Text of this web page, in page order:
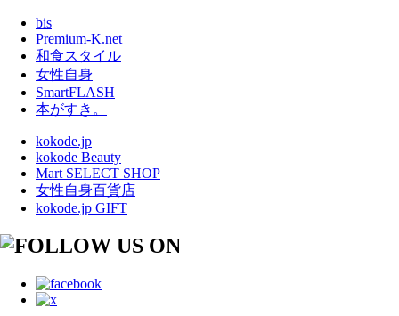
bis
Premium-K.net
和食スタイル
女性自身
SmartFLASH
本がすき。
kokode.jp
kokode Beauty
Mart SELECT SHOP
女性自身百貨店
kokode.jp GIFT